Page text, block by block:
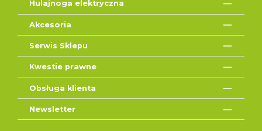
Hulajnoga elektryczna
Akcesoria
Serwis Sklepu
Kwestie prawne
Obsługa klienta
Newsletter